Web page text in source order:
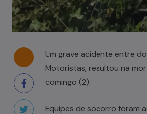
Um grave acidente entre
Motoristas, resultou na
domingo (2).
Equipes de socorro foram